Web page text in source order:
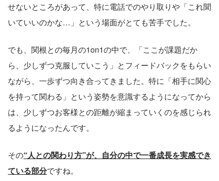
せないところがあって、特に電話でのやり取りや「これ聞
いていいのかな…」という場面がとても苦手でした。
でも、関根との毎月の1on1の中で、「ここが課題だか
ら、少しずつ克服していこう」とフィードバックをもらい
ながら、一歩ずつ向き合ってきました。特に「相手に関心
を持って関わる」という姿勢を意識するようになってから
は、少しずつお客様との距離が縮まっていくのを感じられ
るようになったんです。
その“人との関わり方”が、自分の中で一番成長を実感でき
ている部分ですね。